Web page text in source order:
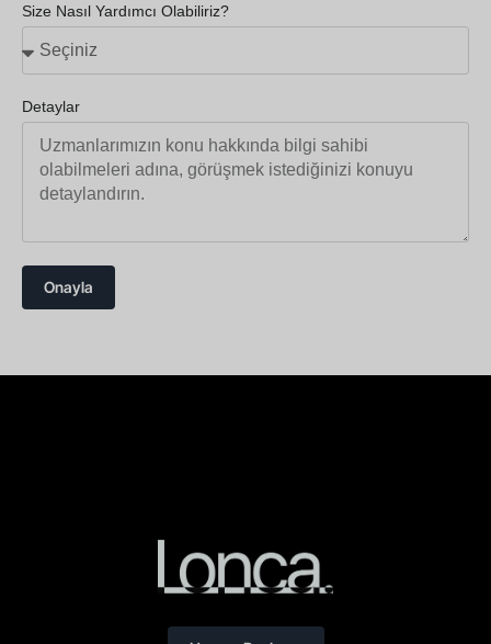
Size Nasıl Yardımcı Olabiliriz?
Detaylar
Onayla